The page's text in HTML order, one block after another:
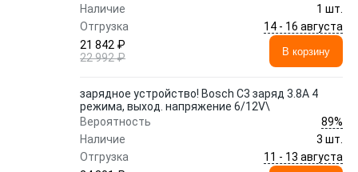
Наличие
1 шт.
Отгрузка
14 - 16 августа
21 842 ₽
22 992 ₽
В корзину
зарядное устройство! Bosch C3 заряд 3.8A 4
режима, выход. напряжение 6/12V\
Вероятность
89%
Наличие
3 шт.
Отгрузка
11 - 13 августа